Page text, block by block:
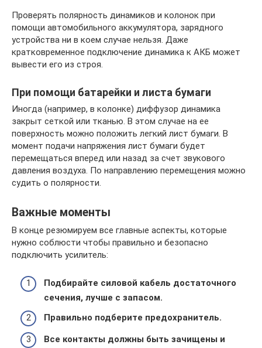
Проверять полярность динамиков и колонок при
помощи автомобильного аккумулятора, зарядного
устройства ни в коем случае нельзя. Даже
кратковременное подключение динамика к АКБ может
вывести его из строя.
При помощи батарейки и листа бумаги
Иногда (например, в колонке) диффузор динамика
закрыт сеткой или тканью. В этом случае на ее
поверхность можно положить легкий лист бумаги. В
момент подачи напряжения лист бумаги будет
перемещаться вперед или назад за счет звукового
давления воздуха. По направлению перемещения можно
судить о полярности.
Важные моменты
В конце резюмируем все главные аспекты, которые
нужно соблюсти чтобы правильно и безопасно
подключить усилитель:
Подбирайте силовой кабель достаточного
сечения, лучше с запасом.
Правильно подберите предохранитель.
Все контакты должны быть зачищены и